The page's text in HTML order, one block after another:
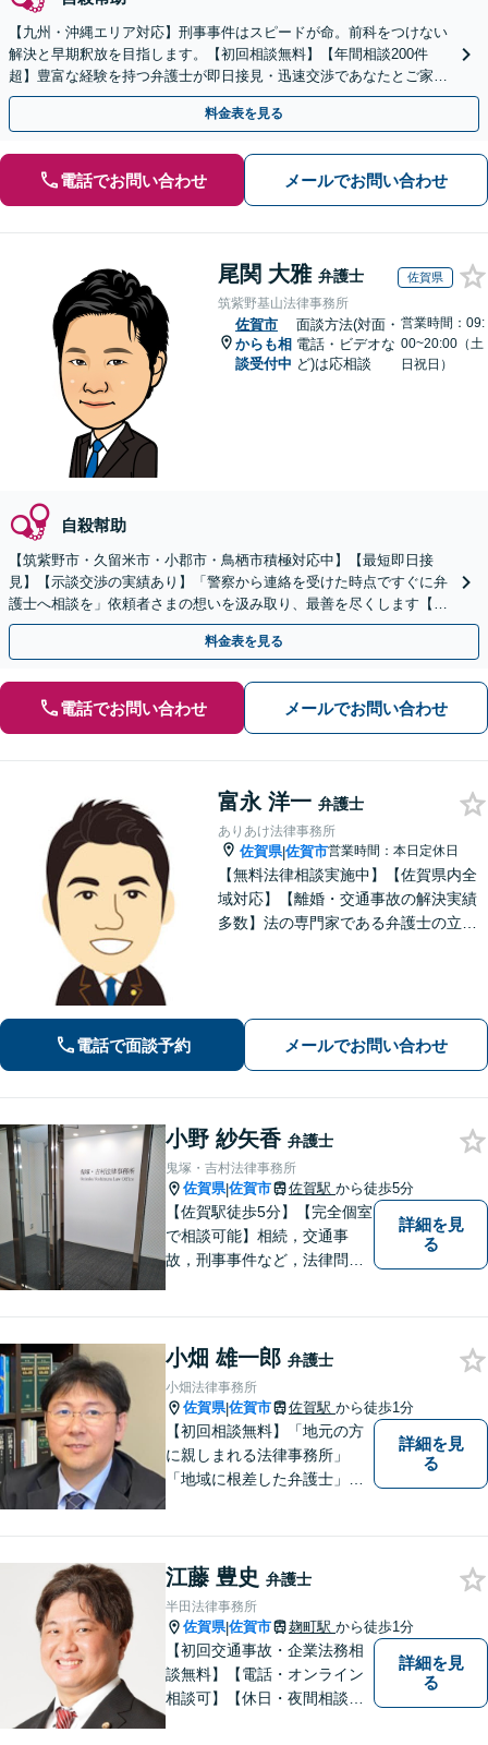
【九州・沖縄エリア対応】刑事事件はスピードが命。前科をつけない
解決と早期釈放を目指します。【初回相談無料】【年間相談200件
超】豊富な経験を持つ弁護士が即日接見・迅速交渉であなたとご家族
を守ります。今すぐご相談ください【英語対応可能】
料金表を見る
電話でお問い合わせ メールでお問い合わせ
尾関 大雅 弁護士 佐賀県
筑紫野基山法律事務所
佐賀市
からも相
談受付中
面談方法(対面・
電話・ビデオな
ど)は応相談
営業時間：09:
00~20:00（土
日祝日）
自殺幇助
【筑紫野市・久留米市・小郡市・鳥栖市積極対応中】【最短即日接
見】【示談交渉の実績あり】「警察から連絡を受けた時点ですぐに弁
護士へ相談を」依頼者さまの想いを汲み取り、最善を尽くします【守
秘義務厳守】【土日祝・夜間相談可】
料金表を見る
電話でお問い合わせ メールでお問い合わせ
富永 洋一 弁護士
ありあけ法律事務所
佐賀県|佐賀市営業時間：本日定休日
【無料法律相談実施中】【佐賀県内全
域対応】【離婚・交通事故の解決実績
多数】法の専門家である弁護士の立場
電話で面談予約 メールでお問い合わせ
小野 紗矢香 弁護士
鬼塚・吉村法律事務所
佐賀県|佐賀市 佐賀駅 から徒歩5分
【佐賀駅徒歩5分】【完全個室
で相談可能】相続，交通事
故，刑事事件など，法律問題
お持ち帰りいただけるよう，
全力を尽くします。
詳細を見
る
小畑 雄一郎 弁護士
小畑法律事務所
佐賀県|佐賀市 佐賀駅 から徒歩1分
【初回相談無料】「地元の方
に親しまれる法律事務所」
「地域に根差した弁護士」を
など幅広く対応しております
ので、まずはお気軽にご相談
下さい。【JR佐賀駅1分】
【子連れ相談可】
詳細を見
る
江藤 豊史 弁護士
半田法律事務所
佐賀県|佐賀市 麹町駅 から徒歩1分
【初回交通事故・企業法務相
談無料】【電話・オンライン
相談可】【休日・夜間相談
詳細を見
る